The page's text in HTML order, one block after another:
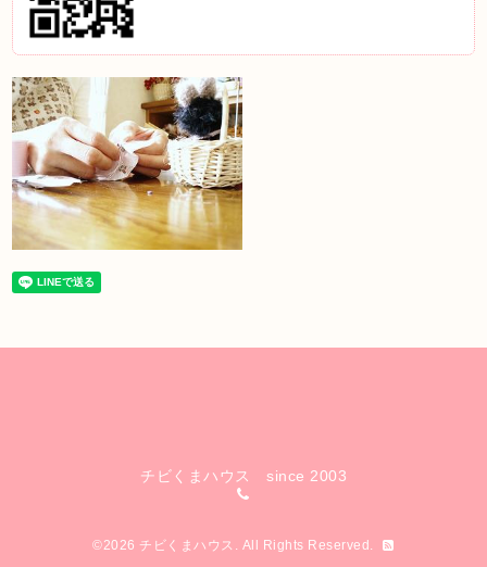
チビくまハウス since 2003
©2026チビくまハウス . All Rights Reserved.